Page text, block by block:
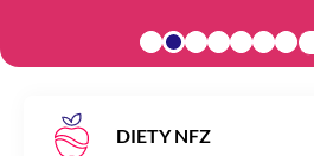
DIETY NFZ